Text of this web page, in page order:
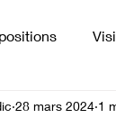
Presse
28 mars 2024 1